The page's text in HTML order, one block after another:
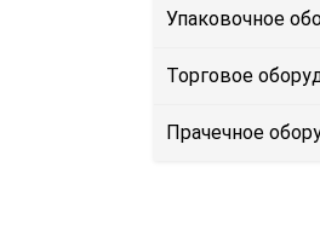
Упаковочное
Торговое
Прачечное